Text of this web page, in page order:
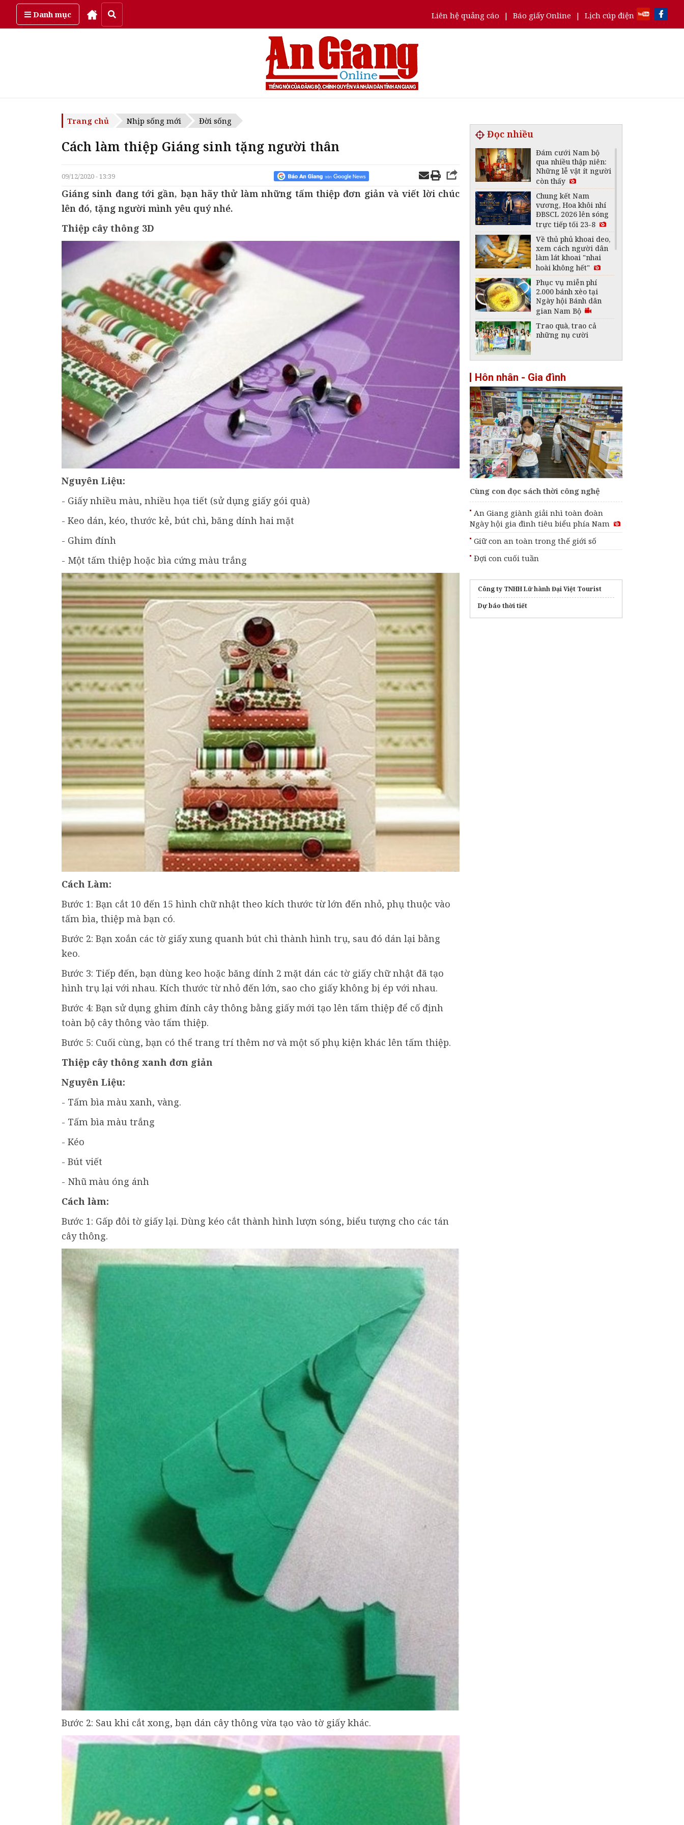
Danh mục Liên hệ quảng cáo | Báo giấy Online | Lịch cúp điện
Thứ bảy, ngày 8/08/2026
Trang chủ Nhịp sống mới Đời sống
Cách làm thiệp Giáng sinh tặng người thân
09/12/2020 - 13:39
Giáng sinh đang tới gần, bạn hãy thử làm những tấm thiệp đơn giản và viết lời chúc
lên đó, tặng người mình yêu quý nhé.
Thiệp cây thông 3D
Nguyên Liệu:
- Giấy nhiều màu, nhiều họa tiết (sử dụng giấy gói quà)
- Keo dán, kéo, thước kẻ, bút chì, băng dính hai mặt
- Ghim đính
- Một tấm thiệp hoặc bìa cứng màu trắng
Cách Làm:
Bước 1: Bạn cắt 10 đến 15 hình chữ nhật theo kích thước từ lớn đến nhỏ, phụ thuộc vào
tấm bìa, thiệp mà bạn có.
Bước 2: Bạn xoắn các tờ giấy xung quanh bút chì thành hình trụ, sau đó dán lại bằng
keo.
Bước 3: Tiếp đến, bạn dùng keo hoặc băng dính 2 mặt dán các tờ giấy chữ nhật đã tạo
hình trụ lại với nhau. Kích thước từ nhỏ đến lớn, sao cho giấy không bị ép với nhau.
Bước 4: Bạn sử dụng ghim đính cây thông bằng giấy mới tạo lên tấm thiệp để cố định
toàn bộ cây thông vào tấm thiệp.
Bước 5: Cuối cùng, bạn có thể trang trí thêm nơ và một số phụ kiện khác lên tấm thiệp.
Thiệp cây thông xanh đơn giản
Nguyên Liệu:
- Tấm bìa màu xanh, vàng.
- Tấm bìa màu trắng
- Kéo
- Bút viết
- Nhũ màu óng ánh
Cách làm:
Bước 1: Gấp đôi tờ giấy lại. Dùng kéo cắt thành hình lượn sóng, biểu tượng cho các tán
cây thông.
Bước 2: Sau khi cắt xong, bạn dán cây thông vừa tạo vào tờ giấy khác.
Đọc nhiều
Đám cưới Nam bộ
qua nhiều thập niên:
Những lễ vật ít người
còn thấy
Chung kết Nam
vương, Hoa khôi nhí
ĐBSCL 2026 lên sóng
trực tiếp tối 23-8
Về thủ phủ khoai deo,
xem cách người dân
làm lát khoai "nhai
hoài không hết"
Phục vụ miễn phí
2.000 bánh xèo tại
Ngày hội Bánh dân
gian Nam Bộ
Trao quà, trao cả
những nụ cười
thời công nghệ
Hôn nhân - Gia đình
Cùng con đọc sách thời công nghệ
An Giang giành giải nhì toàn đoàn
Ngày hội gia đình tiêu biểu phía Nam
Giữ con an toàn trong thế giới số
Đợi con cuối tuần
Công ty TNHH Lữ hành Đại Việt Tourist
Dự báo thời tiết